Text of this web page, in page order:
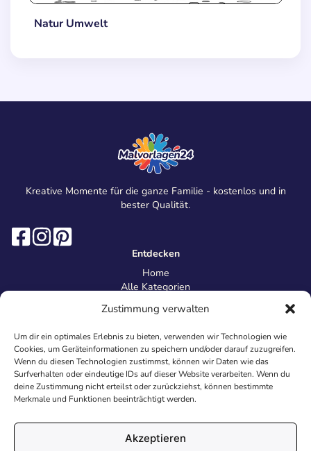
Zustimmung verwalten
Um dir ein optimales Erlebnis zu bieten, verwenden wir Technologien wie
Cookies, um Geräteinformationen zu speichern und/oder darauf zuzugreifen.
Wenn du diesen Technologien zustimmst, können wir Daten wie das
Surfverhalten oder eindeutige IDs auf dieser Website verarbeiten. Wenn du
deine Zustimmung nicht erteilst oder zurückziehst, können bestimmte
Merkmale und Funktionen beeinträchtigt werden.
Akzeptieren
Natur Umwelt
Kreative Momente für die ganze Familie - kostenlos und in
bester Qualität.
Entdecken
Home
Alle Kategorien
Information
Über uns
Kontakt
Inhaltsrichtlinien
Recht & Datenschutz
Impressum
AGB
Cookies